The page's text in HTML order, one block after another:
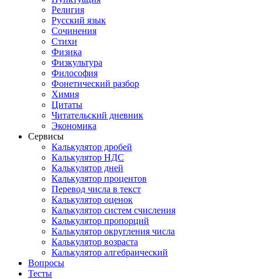
Религия
Русский язык
Сочинения
Стихи
Физика
Физкультура
Философия
Фонетический разбор
Химия
Цитаты
Читательский дневник
Экономика
Сервисы
Калькулятор дробей
Калькулятор НДС
Калькулятор дней
Калькулятор процентов
Перевод числа в текст
Калькулятор оценок
Калькулятор систем счисления
Калькулятор пропорций
Калькулятор округления числа
Калькулятор возраста
Калькулятор алгебраический
Вопросы
Тесты